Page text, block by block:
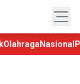
Olahraga Nasional